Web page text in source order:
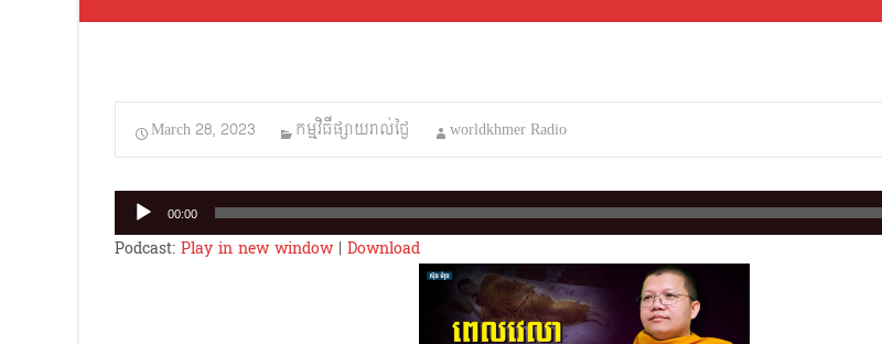
March 28, 2023 កម្មវិធីផ្សាយរាល់ថ្ងៃ worldkhmer Radio
Audio
Player
00:00
Podcast: Play in new window| Download